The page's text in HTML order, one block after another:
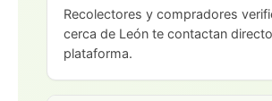
Recolectores y compradores
cerca de León te contactan
plataforma.